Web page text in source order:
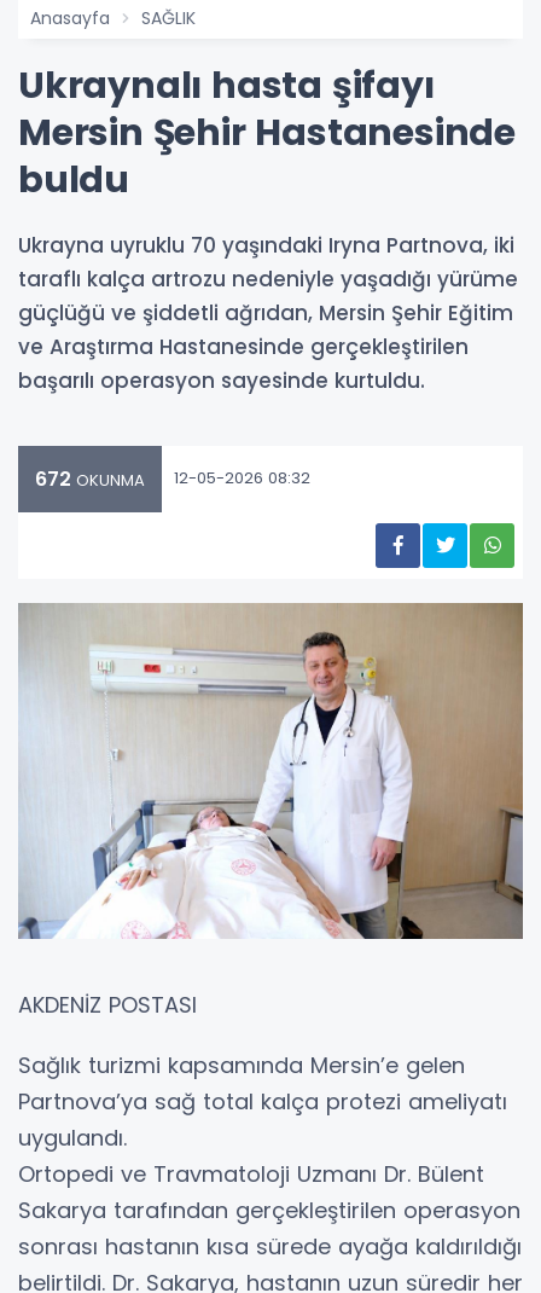
Anasayfa SAĞLIK
Ukraynalı hasta şifayı
Mersin Şehir Hastanesinde
buldu
Ukrayna uyruklu 70 yaşındaki Iryna Partnova, iki
taraflı kalça artrozu nedeniyle yaşadığı yürüme
güçlüğü ve şiddetli ağrıdan, Mersin Şehir Eğitim
ve Araştırma Hastanesinde gerçekleştirilen
başarılı operasyon sayesinde kurtuldu.
672 OKUNMA 12-05-2026 08:32
AKDENİZ POSTASI
Sağlık turizmi kapsamında Mersin’e gelen
Partnova’ya sağ total kalça protezi ameliyatı
uygulandı.
Ortopedi ve Travmatoloji Uzmanı Dr. Bülent
Sakarya tarafından gerçekleştirilen operasyon
sonrası hastanın kısa sürede ayağa kaldırıldığı
belirtildi. Dr. Sakarya, hastanın uzun süredir her